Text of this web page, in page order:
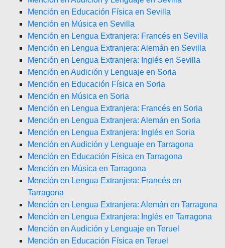
Mención en Educación Física en Sevilla
Mención en Música en Sevilla
Mención en Lengua Extranjera: Francés en Sevilla
Mención en Lengua Extranjera: Alemán en Sevilla
Mención en Lengua Extranjera: Inglés en Sevilla
Mención en Audición y Lenguaje en Soria
Mención en Educación Física en Soria
Mención en Música en Soria
Mención en Lengua Extranjera: Francés en Soria
Mención en Lengua Extranjera: Alemán en Soria
Mención en Lengua Extranjera: Inglés en Soria
Mención en Audición y Lenguaje en Tarragona
Mención en Educación Física en Tarragona
Mención en Música en Tarragona
Mención en Lengua Extranjera: Francés en
Tarragona
Mención en Lengua Extranjera: Alemán en Tarragona
Mención en Lengua Extranjera: Inglés en Tarragona
Mención en Audición y Lenguaje en Teruel
Mención en Educación Física en Teruel